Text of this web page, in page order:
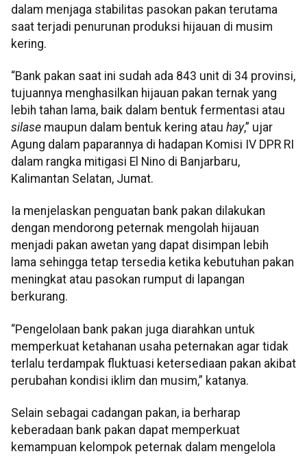
dalam menjaga stabilitas pasokan pakan terutama
saat terjadi penurunan produksi hijauan di musim
kering.
“Bank pakan saat ini sudah ada 843 unit di 34 provinsi,
tujuannya menghasilkan hijauan pakan ternak yang
lebih tahan lama, baik dalam bentuk fermentasi atau
silase maupun dalam bentuk kering atau hay,” ujar
Agung dalam paparannya di hadapan Komisi IV DPR RI
dalam rangka mitigasi El Nino di Banjarbaru,
Kalimantan Selatan, Jumat.
Ia menjelaskan penguatan bank pakan dilakukan
dengan mendorong peternak mengolah hijauan
menjadi pakan awetan yang dapat disimpan lebih
lama sehingga tetap tersedia ketika kebutuhan pakan
meningkat atau pasokan rumput di lapangan
berkurang.
“Pengelolaan bank pakan juga diarahkan untuk
memperkuat ketahanan usaha peternakan agar tidak
terlalu terdampak fluktuasi ketersediaan pakan akibat
perubahan kondisi iklim dan musim,” katanya.
Selain sebagai cadangan pakan, ia berharap
keberadaan bank pakan dapat memperkuat
kemampuan kelompok peternak dalam mengelola